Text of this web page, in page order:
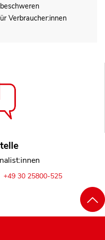
Verbraucher:innen
+49 30 25800-525